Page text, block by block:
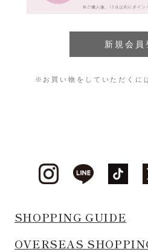
※お買い物をしていただくに
SHOPPING GUIDE
OVERSEAS